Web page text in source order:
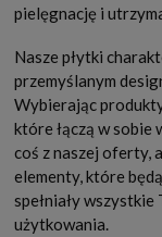
pielęgnację i
Nasze płytki
przemyślanym
Wybierając
które łączą w
coś z naszej oferty,
elementy, które
spełniały
użytkowania.